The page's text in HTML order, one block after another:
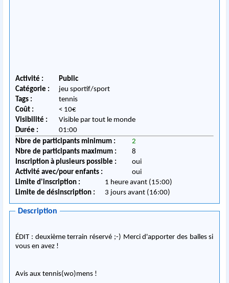
Activité :
Public
Catégorie :
jeu sportif/sport
Tags :
tennis
Coût :
< 10€
Visibilité :
Visible par tout le monde
Durée :
01:00
Nbre de participants minimum :
2
Nbre de participants maximum :
8
Inscription à plusieurs possible :
oui
Activité avec/pour enfants :
oui
Limite d'inscription :
1 heure avant (15:00)
Limite de désinscription :
3 jours avant (16:00)
Description
ÉDIT : deuxième terrain réservé ;-) Merci d'apporter des balles si
vous en avez !
Avis aux tennis(wo)mens !